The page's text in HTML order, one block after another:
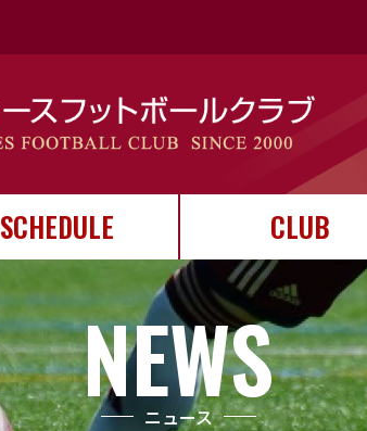
SCHEDULE
カレンダー
スケジュール
試合結果
CLUB
クラブについて
クラブ運営
ユニフォーム
NEWS
ニュース